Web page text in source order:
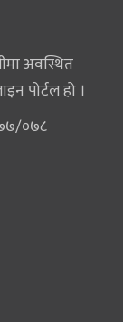
अवस्थित
पोर्टल हो ।
०७८